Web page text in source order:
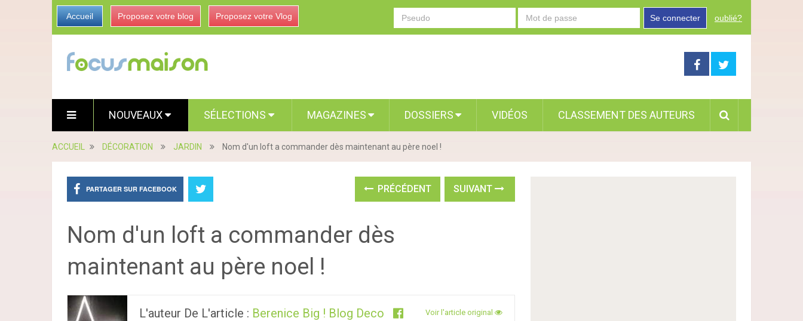
Accueil Proposez votre blog Proposez votre Vlog Se connecter oublié?
NOUVEAUX SÉLECTIONS MAGAZINES DOSSIERS VIDÉOS CLASSEMENT DES AUTEURS
ACCUEIL DÉCORATION JARDIN Nom d'un loft a commander dès maintenant au père noel !
PARTAGER SUR FACEBOOK PRÉCÉDENT SUIVANT
Nom d'un loft a commander dès
maintenant au père noel !
L'auteur De L'article : Berenice Big ! Blog Deco Voir l'article original